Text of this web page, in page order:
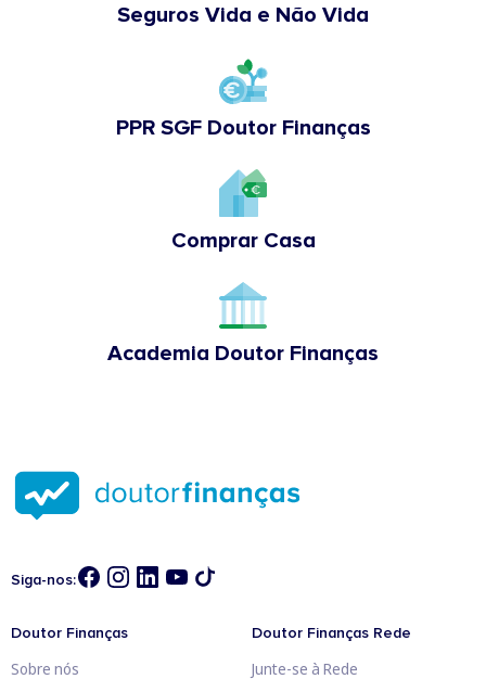
Seguros Vida e Não Vida
PPR SGF Doutor Finanças
Comprar Casa
Academia Doutor Finanças
Siga-nos:
Doutor Finanças
Sobre nós
Doutor Finanças Rede
Junte-se à Rede